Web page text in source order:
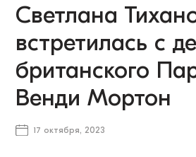
Светлана
встретилась с
британского
Венди Мортон
17 октября, 2023